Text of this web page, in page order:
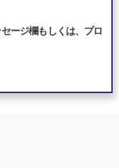
ージ欄もしくは、プロ